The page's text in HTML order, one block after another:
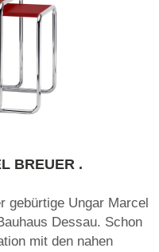
BREUER .
gebürtige Ungar Marcel
Dessau. Schon
mit den nahen